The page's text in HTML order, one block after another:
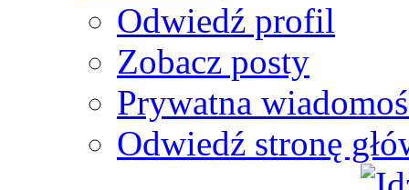
Odwiedź profil
Zobacz posty
Prywatna
Odwiedź stronę